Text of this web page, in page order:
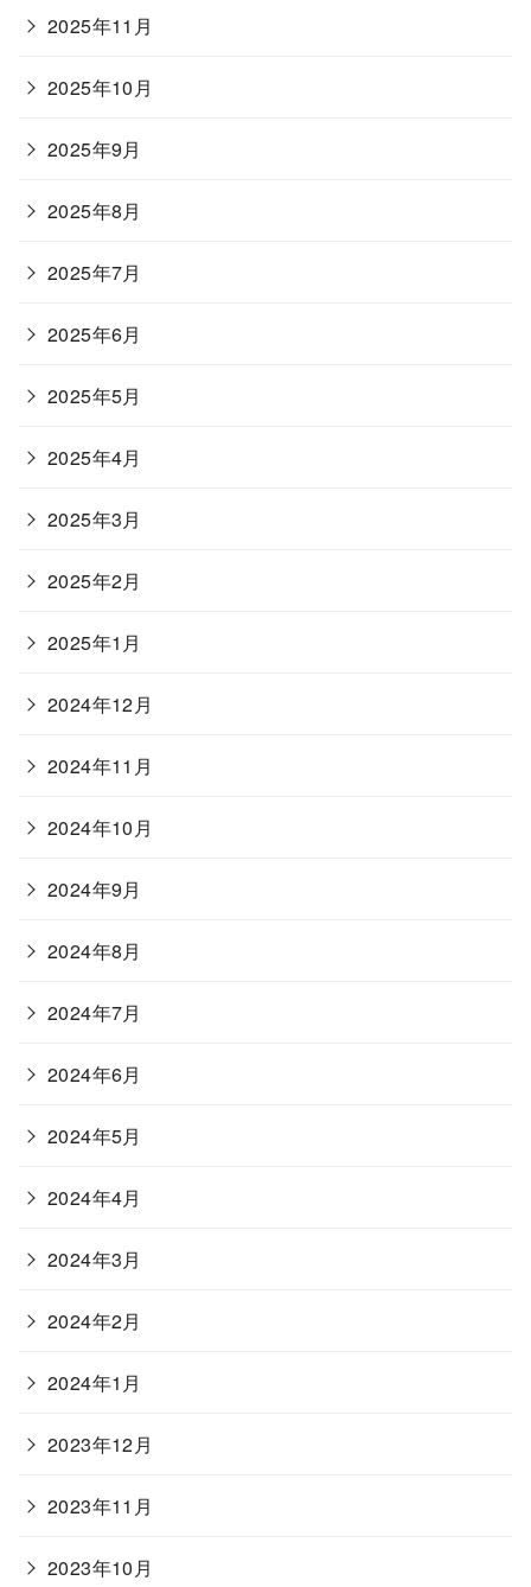
2025年11月
2025年10月
2025年9月
2025年8月
2025年7月
2025年6月
2025年5月
2025年4月
2025年3月
2025年2月
2025年1月
2024年12月
2024年11月
2024年10月
2024年9月
2024年8月
2024年7月
2024年6月
2024年5月
2024年4月
2024年3月
2024年2月
2024年1月
2023年12月
2023年11月
2023年10月